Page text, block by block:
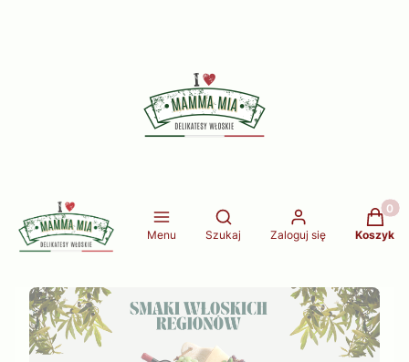
Menu
Otwórz wyszukiwarkę
Szukaj Zaloguj się Koszyk